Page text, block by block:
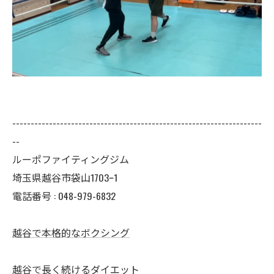
--------------------------------------------------------------------
--
ルーポファイティングジム
埼玉県越谷市袋山1703ｰ1
電話番号 : 048-979-6832
越谷で本格的なボクシング
越谷で長く続けるダイエット